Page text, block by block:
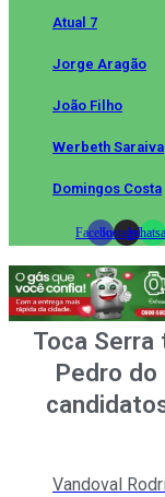
Atual 7
Jorge Aragão
João Filho
Werbeth Saraiva
Domingos Costa
FacebookInstagram
Toca Serra
Pedro
Vandoval